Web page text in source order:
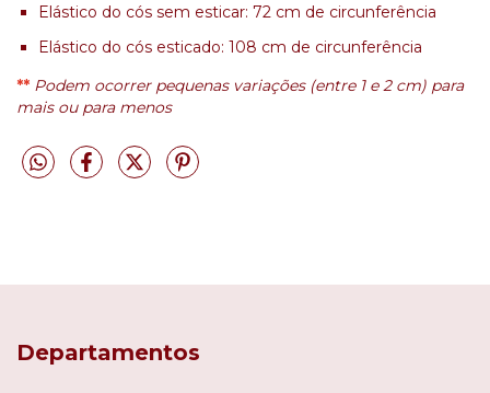
Elástico do cós sem esticar: 72 cm de circunferência
Elástico do cós esticado: 108 cm de circunferência
** Podem ocorrer pequenas variações (entre 1 e 2 cm) para
mais ou para menos
Departamentos